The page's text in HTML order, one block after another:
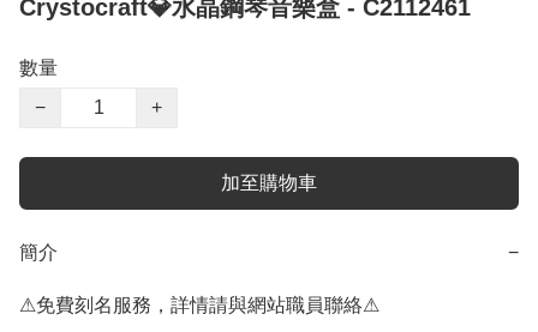
Crystocraft💎水晶鋼琴音樂盒 - C2112461
數量
−
+
加至購物車
簡介 −
⚠免費刻名服務，詳情請與網站職員聯絡⚠